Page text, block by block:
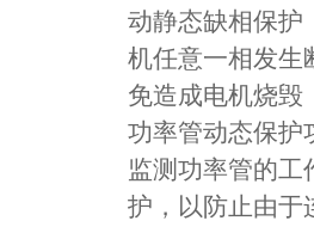
动静态缺相保
机任意一相发
免造成电机烧毁
功率管动态保
监测功率管的
护，以防止由于